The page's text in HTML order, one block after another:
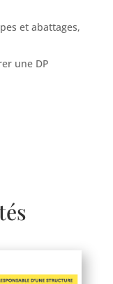
et abattages,
une DP